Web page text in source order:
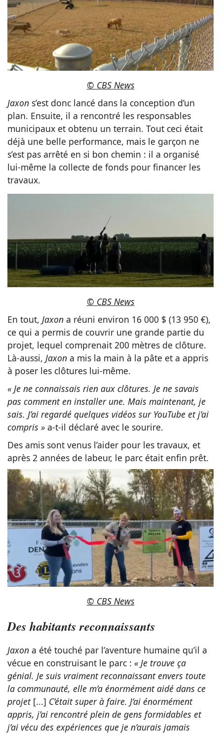
© CBS News
Jaxon s’est donc lancé dans la conception d’un
plan. Ensuite, il a rencontré les responsables
municipaux et obtenu un terrain. Tout ceci était
déjà une belle performance, mais le garçon ne
s’est pas arrêté en si bon chemin : il a organisé
lui-même la collecte de fonds pour financer les
travaux.
© CBS News
En tout, Jaxon a réuni environ 16 000 $ (13 950 €),
ce qui a permis de couvrir une grande partie du
projet, lequel comprenait 200 mètres de clôture.
Là-aussi, Jaxon a mis la main à la pâte et a appris
à poser les clôtures lui-même.
« Je ne connaissais rien aux clôtures. Je ne savais
pas comment en installer une. Mais maintenant, je
sais. J’ai regardé quelques vidéos sur YouTube et j’ai
compris » a-t-il déclaré avec le sourire.
Des amis sont venus l’aider pour les travaux, et
après 2 années de labeur, le parc était enfin prêt.
© CBS News
Des habitants reconnaissants
Jaxon a été touché par l’aventure humaine qu’il a
vécue en construisant le parc : « Je trouve ça
génial. Je suis vraiment reconnaissant envers toute
la communauté, elle m’a énormément aidé dans ce
projet[...] C’était super à faire. J’ai énormément
appris, j’ai rencontré plein de gens formidables et
j’ai vécu des expériences que je n’aurais jamais